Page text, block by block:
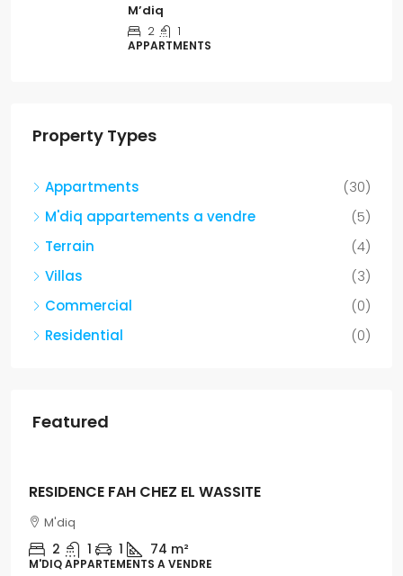
M’diq
2
1
APPARTMENTS
Property Types
Appartments
(30)
M'diq appartements a vendre
(5)
Terrain
(4)
Villas
(3)
Commercial
(0)
Residential
(0)
Featured
LA PERLA EN LOCATION
1 1
M'DIQ APPARTEMENT A LOUER, APPARTMENTS